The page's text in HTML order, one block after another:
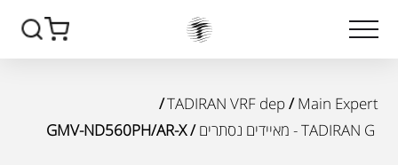
Main Expert
/
TADIRAN VRF dep
/
TADIRAN G - מאיידים נסתרים
/ GMV-ND560PH/AR-X